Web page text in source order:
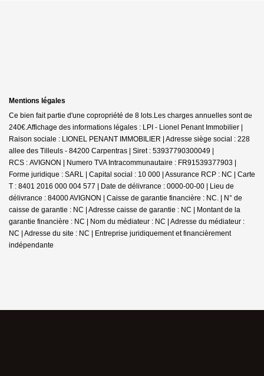
Mentions légales
Ce bien fait partie d'une copropriété de 8 lots.Les charges annuelles sont de
240€. Affichage des informations légales : LPI - Lionel Penant Immobilier |
Raison sociale : LIONEL PENANT IMMOBILIER | Adresse siège social : 228
allee des Tilleuls - 84200 Carpentras | Siret : 53937790300049 |
RCS : AVIGNON | Numero TVA Intracommunautaire : FR91539377903 |
Forme juridique : SARL | Capital social : 10 000 | Assurance RCP : NC | Carte
T : 8401 2016 000 004 577 | Date de délivrance : 0000-00-00 | Lieu de
délivrance : 84000 AVIGNON | Caisse de garantie financière : NC. | N° de
caisse de garantie : NC | Adresse caisse de garantie : NC | Montant de la
garantie financière : NC | Nom du médiateur : NC | Adresse du médiateur :
NC | Adresse du site : NC | Entreprise juridiquement et financièrement
indépendante